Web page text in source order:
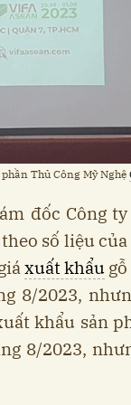
Thủ Công Mỹ Nghệ
đốc Công
số liệu
xuất khẩu
8/2023,
khẩu sản
8/2023,